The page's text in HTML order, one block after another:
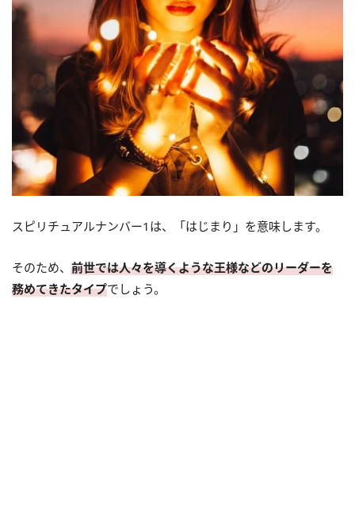
スピリチュアルナンバー1は、「はじまり」を意味します。
そのため、 前世では人々を導くような王様などのリーダーを
務めてきたタイプでしょう。